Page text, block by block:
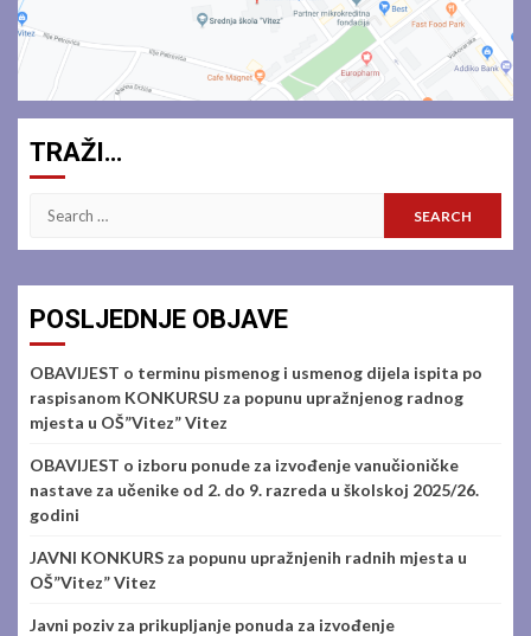
TRAŽI…
Search
POSLJEDNJE OBJAVE
OBAVIJEST o terminu pismenog i usmenog dijela ispita po
raspisanom KONKURSU za popunu upražnjenog radnog
mjesta u OŠ”Vitez” Vitez
OBAVIJEST o izboru ponude za izvođenje vanučioničke
nastave za učenike od 2. do 9. razreda u školskoj 2025/26.
godini
JAVNI KONKURS za popunu upražnjenih radnih mjesta u
OŠ”Vitez” Vitez
Javni poziv za prikupljanje ponuda za izvođenje